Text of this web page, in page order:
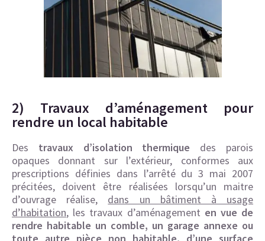
2) Travaux d’aménagement pour
rendre un local habitable
Des travaux d’isolation thermique des parois
opaques donnant sur l’extérieur, conformes aux
prescriptions définies dans l’arrêté du 3 mai 2007
précitées, doivent être réalisées lorsqu’un maitre
d’ouvrage réalise, dans un bâtiment à usage
d’habitation, les travaux d’aménagement en vue de
rendre habitable un comble, un garage annexe ou